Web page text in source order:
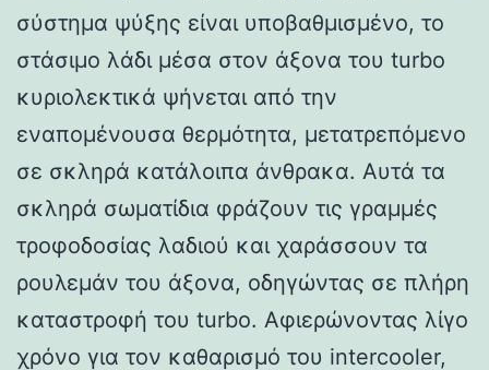
σύστημα ψύξης είναι υποβαθμισμένο, το
στάσιμο λάδι μέσα στον άξονα του turbo
κυριολεκτικά ψήνεται από την
εναπομένουσα θερμότητα, μετατρεπόμενο
σε σκληρά κατάλοιπα άνθρακα. Αυτά τα
σκληρά σωματίδια φράζουν τις γραμμές
τροφοδοσίας λαδιού και χαράσσουν τα
ρουλεμάν του άξονα, οδηγώντας σε πλήρη
καταστροφή του turbo. Αφιερώνοντας λίγο
χρόνο για τον καθαρισμό του intercooler,